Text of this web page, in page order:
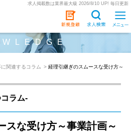
求人掲載数は業界最大級 2026/8/10 UP! 毎日更新
関連するコラム > 経理引継ぎのスムースな受け方～
ラム-
スな受け方～事業計画～